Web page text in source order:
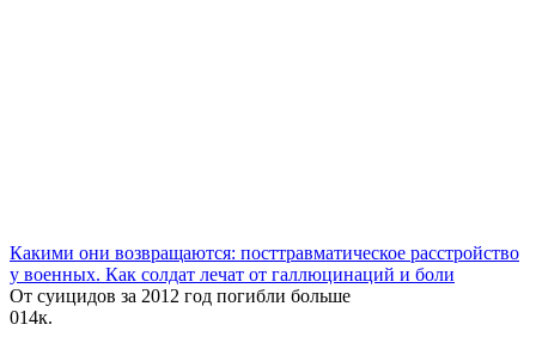
Какими они возвращаются: посттравматическое расстройство
у военных. Как солдат лечат от галлюцинаций и боли
От суицидов за 2012 год‌ погибли больше
014к.